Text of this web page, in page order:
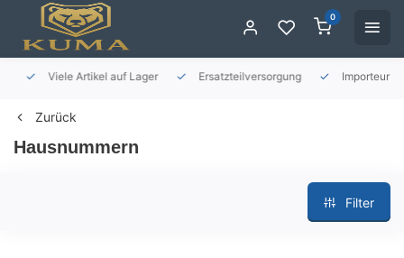
0
Viele Artikel auf Lager Ersatzteilversorgung Importeur für
Zurück
Hausnummern
Filter